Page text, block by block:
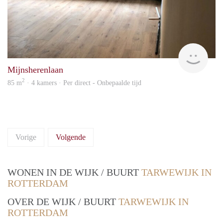
Mijnsherenlaan
85 m2 · 4 kamers · Per direct - Onbepaalde tijd
Vorige Volgende
WONEN IN DE WIJK / BUURT TARWEWIJK IN
ROTTERDAM
OVER DE WIJK / BUURT TARWEWIJK IN
ROTTERDAM